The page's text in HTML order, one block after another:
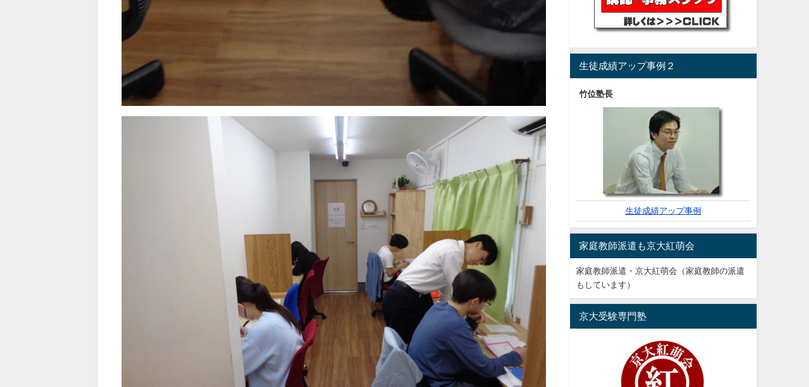
生徒成績アップ事例２
竹位塾長
生徒成績アップ事例
家庭教師派遣も京大紅萌会
家庭教師派遣・京大紅萌会（家庭教師の派遣
もしています）
京大受験専門塾